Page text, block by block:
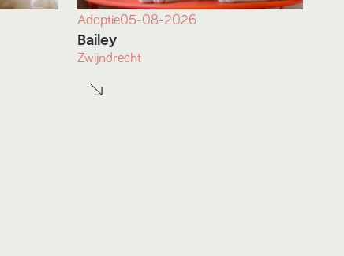
Adoptie05-08-2026
Bailey
Zwijndrecht